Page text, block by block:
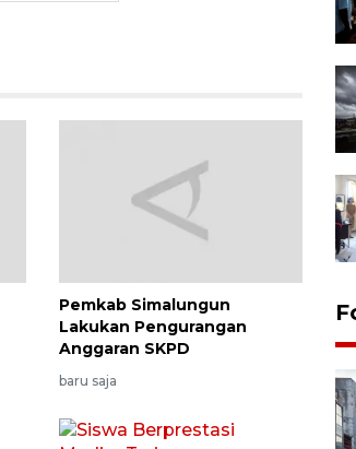
Pemkab Simalungun
Lakukan Pengurangan
Anggaran SKPD
baru saja